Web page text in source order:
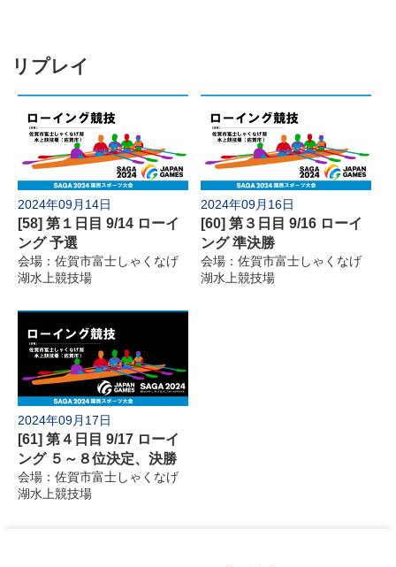
リプレイ
2024年09月14日
[58] 第１日目 9/14 ローイ
ング 予選
会場：佐賀市富士しゃくなげ
湖水上競技場
2024年09月16日
[60] 第３日目 9/16 ローイ
ング 準決勝
会場：佐賀市富士しゃくなげ
湖水上競技場
2024年09月17日
[61] 第４日目 9/17 ローイ
ング ５～８位決定、決勝
会場：佐賀市富士しゃくなげ
湖水上競技場